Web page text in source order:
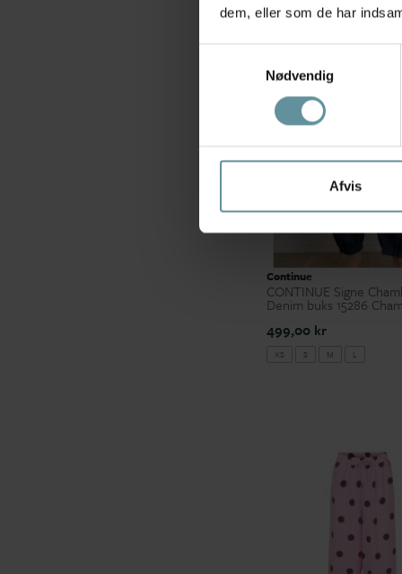
dem, eller som de har
Nødvendig
Afvis
Continue
CONTINUE Signe
Denim buks 15286
499,00 kr
XS S M L